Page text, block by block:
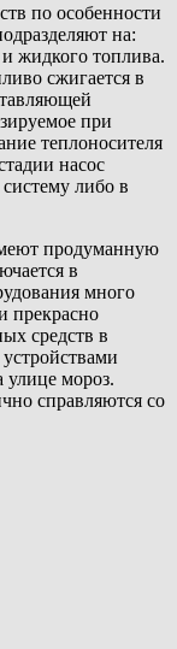
по особенности
на:
жидкого топлива.
сжигается в
при
теплоносителя
насос
либо в
продуманную
в
много
прекрасно
средств в
улице мороз.
справляются со